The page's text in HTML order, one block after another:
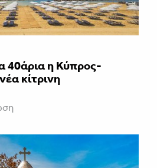
40άρια η Κύπρος-
κίτρινη